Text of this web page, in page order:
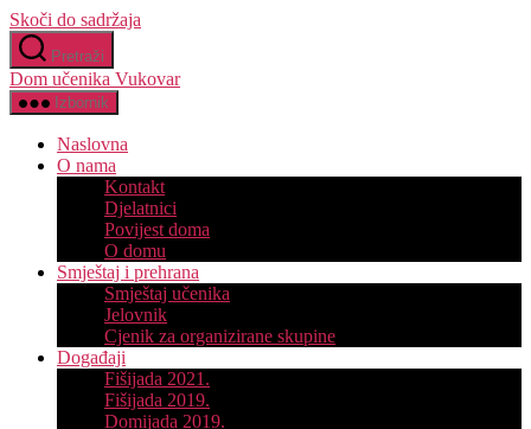
Skoči do sadržaja
Pretraži
Dom učenika Vukovar
Izbornik
Naslovna
O nama
Kontakt
Djelatnici
Povijest doma
O domu
Smještaj i prehrana
Smještaj učenika
Jelovnik
Cjenik za organizirane skupine
Događaji
Fišijada 2021.
Fišijada 2019.
Domijada 2019.